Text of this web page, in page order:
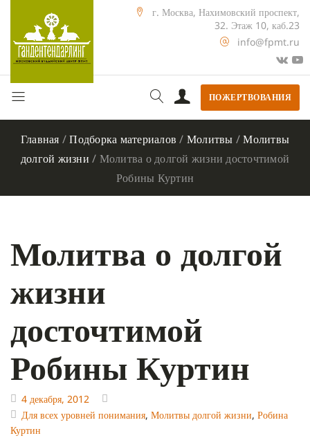
г. Москва, Нахимовский проспект,
32. Этаж 10, каб.23
info@fpmt.ru
ПОЖЕРТВОВАНИЯ
Главная /Подборка материалов / Молитвы /Молитвы
долгой жизни / Молитва о долгой жизни досточтимой
Робины Куртин
Молитва о долгой
жизни
досточтимой
Робины Куртин
4 декабря, 2012
Для всех уровней понимания, Молитвы долгой жизни, Робина
Куртин